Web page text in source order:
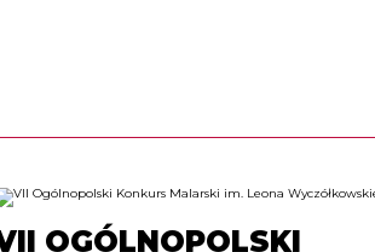
OGÓLNOPOLSKI